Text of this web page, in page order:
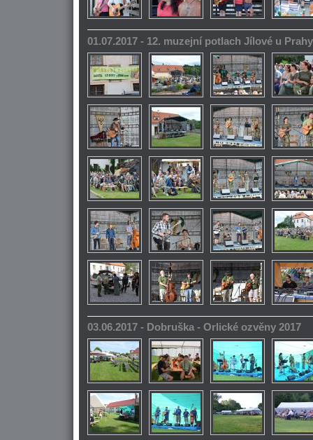
01.07.2017 - 12. muzejní potlach Jílové u Prahy
03.06.2017 - Dobruška - Orlické ozvěny 2017